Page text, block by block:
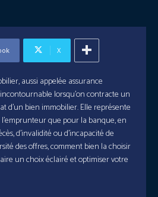
X
aussi appelée assurance
lorsqu’on contracte un
d’un bien immobilier. Elle représente
que pour la banque, en
d’invalidité ou d’incapacité de
des offres, comment bien la choisir
un choix éclairé et optimiser votre